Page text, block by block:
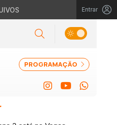
Entrar
PROGRAMAÇÃO